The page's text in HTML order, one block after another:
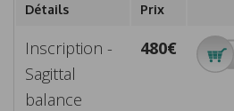
Détails Prix
Inscription -
Sagittal
balance
480€